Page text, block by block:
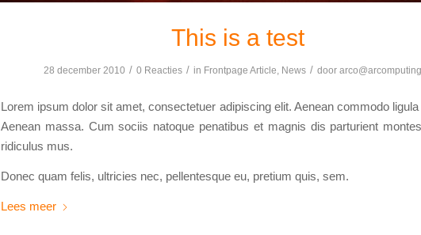
This is a test
28 december 2010 / 0 Reacties / in Frontpage Article News / door
Lorem ipsum dolor sit amet, consectetuer adipiscing elit. Aenean commodo ligula
Aenean massa. Cum sociis natoque penatibus et magnis dis parturient
ridiculus mus.
Donec quam felis, ultricies nec, pellentesque eu, pretium quis, sem.
Lees meer